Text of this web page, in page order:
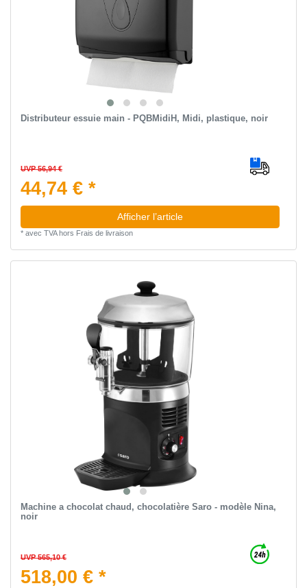
Distributeur essuie main - PQBMidiH, Midi, plastique, noir
UVP 56,94 €
44,74 € *
Afficher l’article
* avec TVAhors Frais de livraison
Machine a chocolat chaud, chocolatière Saro - modèle Nina,
noir
UVP 565,10 €
518,00 € *